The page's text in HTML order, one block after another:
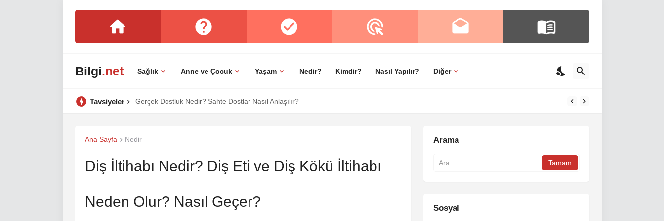
Bilgi.net Sağlık Anne ve Çocuk Yaşam Nedir? Kimdir? Nasıl Yapılır? Diğer
Tavsiyeler Gerçek Dostluk Nedir? Sahte Dostlar Nasıl Anlaşılır?
Ana Sayfa Nedir
Diş İltihabı Nedir? Diş Eti ve Diş Kökü İltihabı
Neden Olur? Nasıl Geçer?
Arama
Sosyal